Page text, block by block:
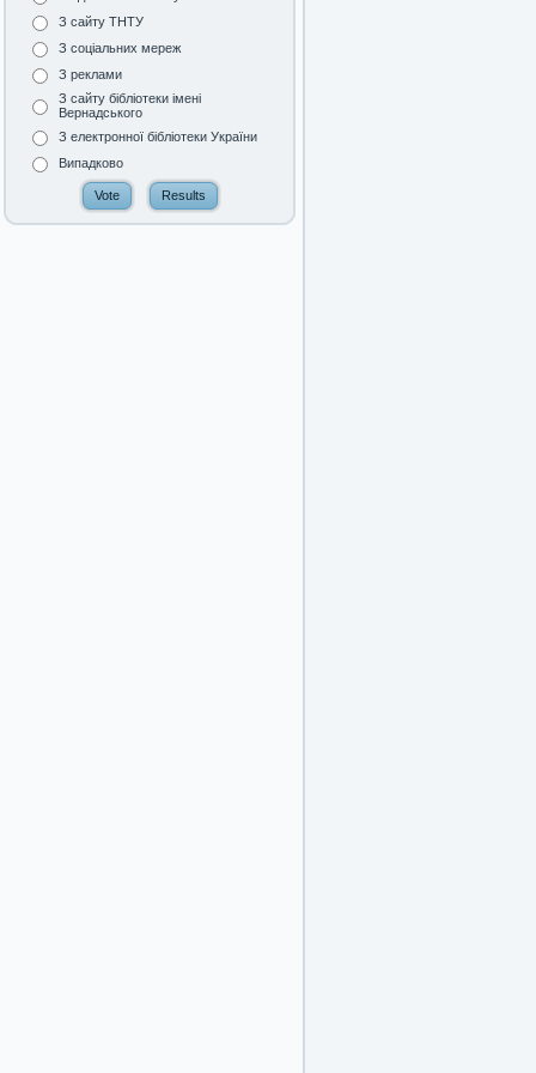
З сайту ТНТУ
З соціальних мереж
З реклами
З сайту бібліотеки імені
Вернадського
З електронної бібліотеки України
Випадково